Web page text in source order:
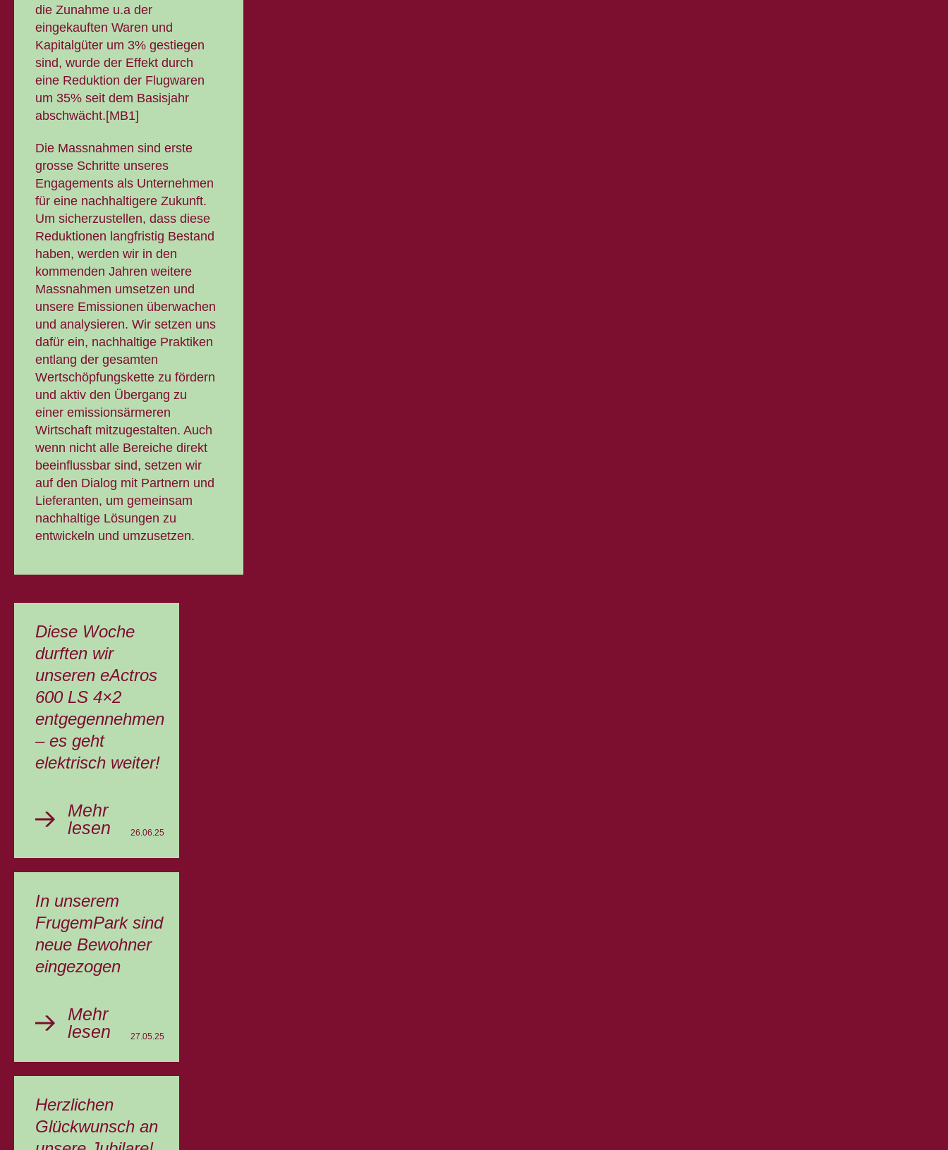
die Zunahme u.a der
eingekauften Waren und
Kapitalgüter um 3% gestiegen
sind, wurde der Effekt durch
eine Reduktion der Flugwaren
um 35% seit dem Basisjahr
abschwächt.[MB1]
Die Massnahmen sind erste
grosse Schritte unseres
Engagements als Unternehmen
für eine nachhaltigere Zukunft.
Um sicherzustellen, dass diese
Reduktionen langfristig Bestand
haben, werden wir in den
kommenden Jahren weitere
Massnahmen umsetzen und
unsere Emissionen überwachen
und analysieren. Wir setzen uns
dafür ein, nachhaltige Praktiken
entlang der gesamten
Wertschöpfungskette zu fördern
und aktiv den Übergang zu
einer emissionsärmeren
Wirtschaft mitzugestalten. Auch
wenn nicht alle Bereiche direkt
beeinflussbar sind, setzen wir
auf den Dialog mit Partnern und
Lieferanten, um gemeinsam
nachhaltige Lösungen zu
entwickeln und umzusetzen.
Diese Woche
durften wir
unseren eActros
600 LS 4×2
entgegennehmen
– es geht
elektrisch weiter!
Mehr
lesen
26.06.25
In unserem
FrugemPark sind
neue Bewohner
eingezogen
Mehr
lesen
27.05.25
Herzlichen
Glückwunsch an